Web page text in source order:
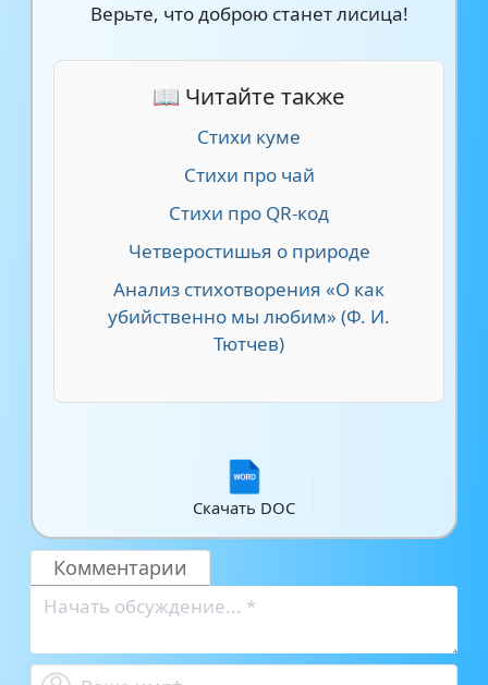
Верьте, что доброю станет лисица!
📖 Читайте также
Стихи куме
Стихи про чай
Стихи про QR-код
Четверостишья о природе
Анализ стихотворения «О как
убийственно мы любим» (Ф. И.
Тютчев)
Скачать DOC
Комментарии